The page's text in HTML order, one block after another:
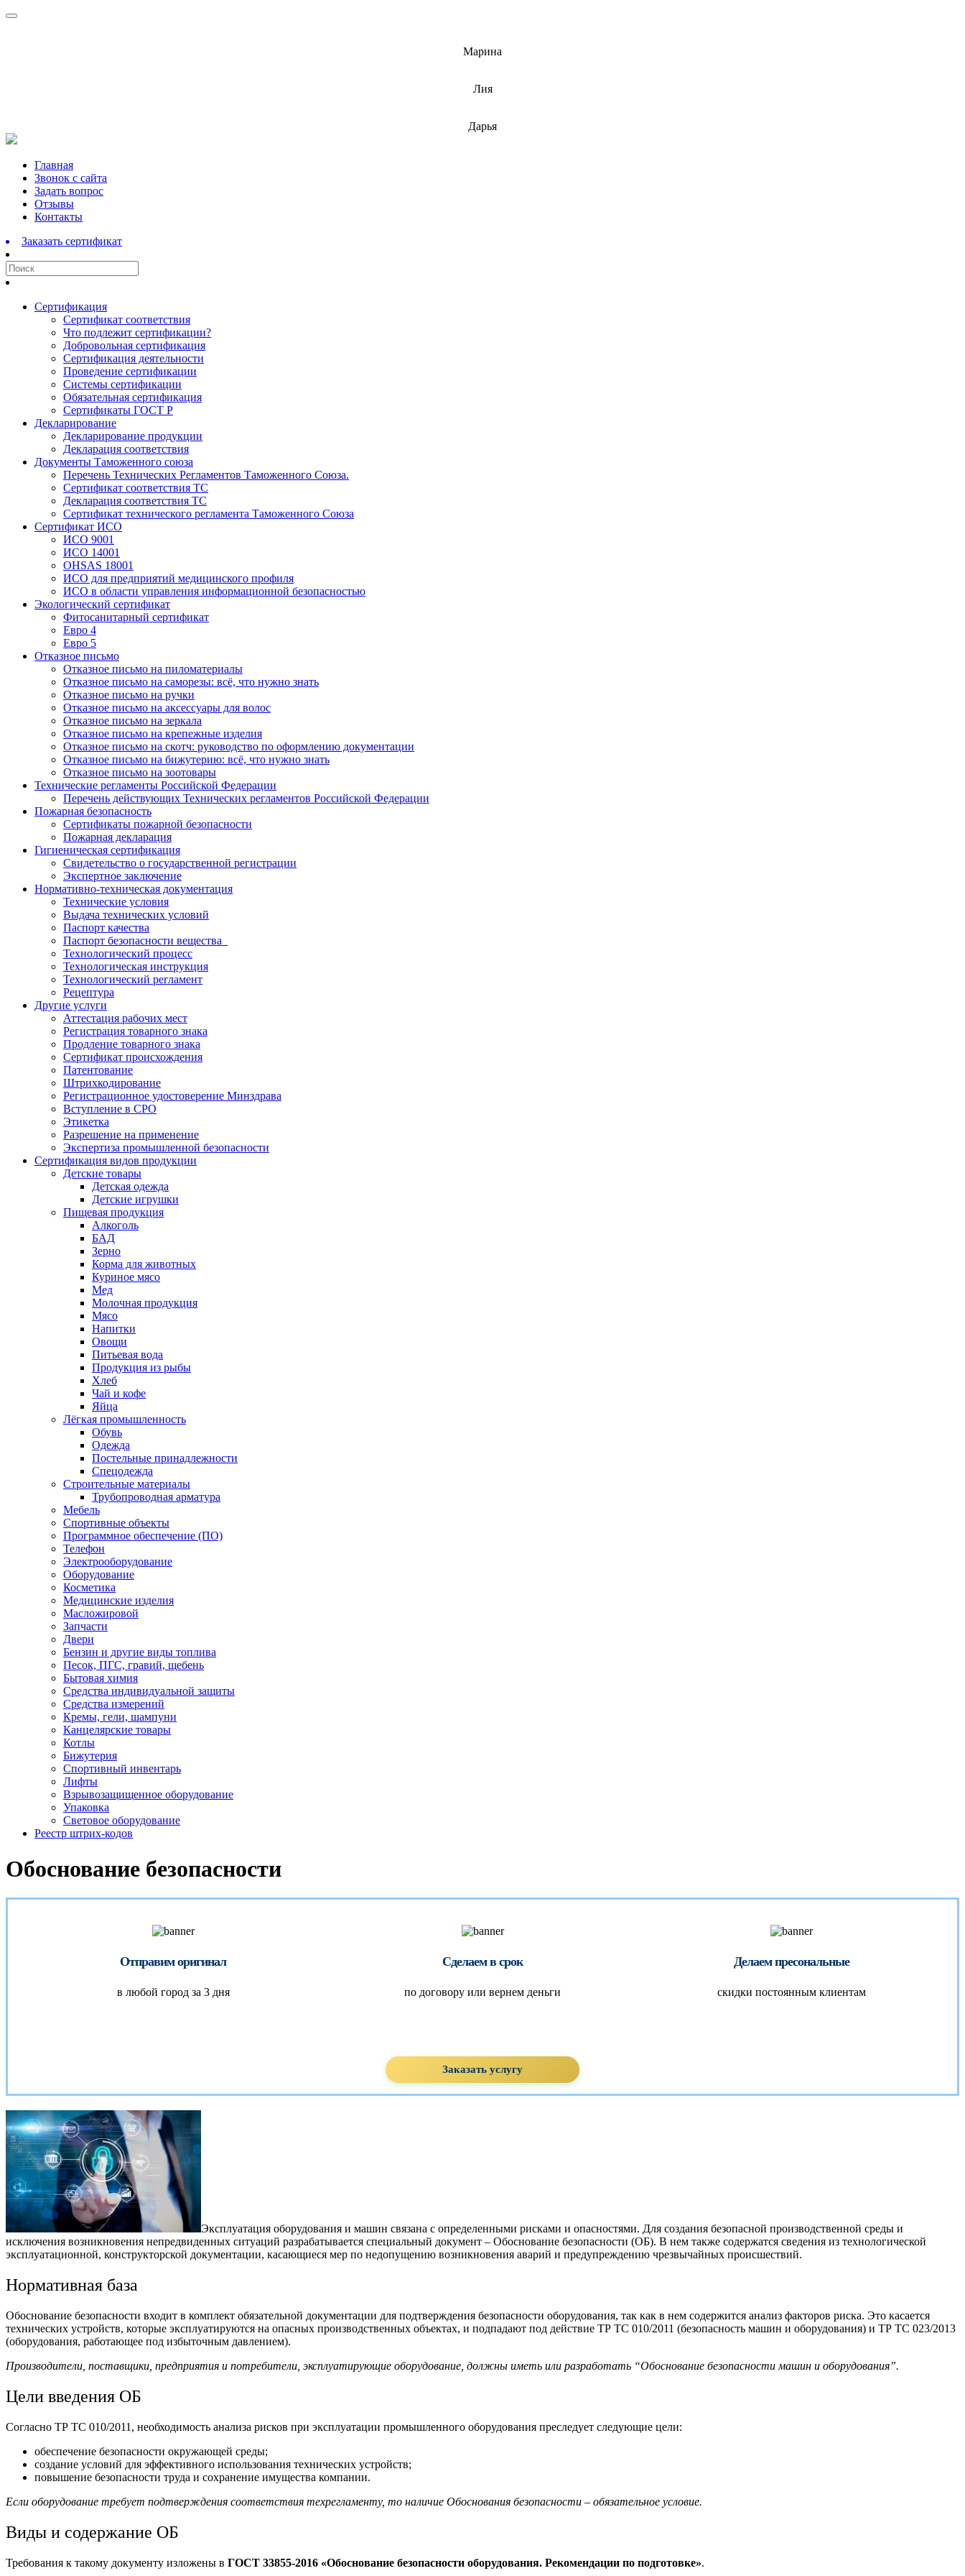
Марина
Лия
Дарья
Перейти
содержимому
Главная
Звонок с сайта
Задать вопрос
Отзывы
Контакты
Заказать сертификат
Сертификация
Сертификат соответствия
Что подлежит сертификации?
Добровольная сертификация
Сертификация деятельности
Проведение сертификации
Системы сертификации
Обязательная сертификация
Сертификаты ГОСТ Р
Декларирование
Декларирование продукции
Декларация соответствия
Документы Таможенного союза
Перечень Технических Регламентов Таможенного Союза.
Сертификат соответствия ТС
Декларация соответствия ТС
Сертификат технического регламента Таможенного Союза
Сертификат ИСО
ИСО 9001
ИСО 14001
OHSAS 18001
ИСО для предприятий медицинского профиля
ИСО в области управления информационной безопасностью
Экологический сертификат
Фитосанитарный сертификат
Евро 4
Евро 5
Отказное письмо
Отказное письмо на пиломатериалы
Отказное письмо на саморезы: всё, что нужно знать
Отказное письмо на ручки
Отказное письмо на аксессуары для волос
Отказное письмо на зеркала
Отказное письмо на крепежные изделия
Отказное письмо на скотч: руководство по оформлению документации
Отказное письмо на бижутерию: всё, что нужно знать
Отказное письмо на зоотовары
Технические регламенты Российской Федерации
Перечень действующих Технических регламентов Российской Федерации
Пожарная безопасность
Сертификаты пожарной безопасности
Пожарная декларация
Гигиеническая сертификация
Свидетельство о государственной регистрации
Экспертное заключение
Нормативно-техническая документация
Технические условия
Выдача технических условий
Паспорт качества
Паспорт безопасности вещества
Технологический процесс
Технологическая инструкция
Технологический регламент
Рецептура
Другие услуги
Аттестация рабочих мест
Регистрация товарного знака
Продление товарного знака
Сертификат происхождения
Патентование
Штрихкодирование
Регистрационное удостоверение Минздрава
Вступление в СРО
Этикетка
Разрешение на применение
Экспертиза промышленной безопасности
Сертификация видов продукции
Детские товары
Детская одежда
Детские игрушки
Пищевая продукция
Алкоголь
БАД
Зерно
Корма для животных
Куриное мясо
Мед
Молочная продукция
Мясо
Напитки
Овощи
Питьевая вода
Продукция из рыбы
Хлеб
Чай и кофе
Яйца
Лёгкая промышленность
Обувь
Одежда
Постельные принадлежности
Спецодежда
Строительные материалы
Трубопроводная арматура
Мебель
Спортивные объекты
Программное обеспечение (ПО)
Телефон
Электрооборудование
Оборудование
Косметика
Медицинские изделия
Масложировой
Запчасти
Двери
Бензин и другие виды топлива
Песок, ПГС, гравий, щебень
Бытовая химия
Средства индивидуальной защиты
Средства измерений
Кремы, гели, шампуни
Канцелярские товары
Котлы
Бижутерия
Спортивный инвентарь
Лифты
Взрывозащищенное оборудование
Упаковка
Световое оборудование
Реестр штрих-кодов
Обоснование безопасности
Отправим оригинал
в любой город за 3 дня
Сделаем в срок
по договору или вернем деньги
Делаем пресональные
скидки постоянным клиентам
Заказать услугу
Эксплуатация оборудования и машин связана с определенными рисками и опасностями. Для создания безопасной производственной среды и
исключения возникновения непредвиденных ситуаций разрабатывается специальный документ – Обоснование безопасности (ОБ). В нем также содержатся сведения из технологической
эксплуатационной, конструкторской документации, касающиеся мер по недопущению возникновения аварий и предупреждению чрезвычайных происшествий.
Нормативная база
Обоснование безопасности входит в комплект обязательной документации для подтверждения безопасности оборудования, так как в нем содержится анализ факторов риска. Это касается
технических устройств, которые эксплуатируются на опасных производственных объектах, и подпадают под действие ТР ТС 010/2011 (безопасность машин и оборудования) и ТР ТС 023/2013
(оборудования, работающее под избыточным давлением).
Производители, поставщики, предприятия и потребители, эксплуатирующие оборудование, должны иметь или разработать “Обоснование безопасности машин и оборудования”.
Цели введения ОБ
Согласно ТР ТС 010/2011, необходимость анализа рисков при эксплуатации промышленного оборудования преследует следующие цели:
обеспечение безопасности окружающей среды;
создание условий для эффективного использования технических устройств;
повышение безопасности труда и сохранение имущества компании.
Если оборудование требует подтверждения соответствия техрегламенту, то наличие Обоснования безопасности – обязательное условие.
Виды и содержание ОБ
Требования к такому документу изложены в ГОСТ 33855-2016 «Обоснование безопасности оборудования. Рекомендации по подготовке».